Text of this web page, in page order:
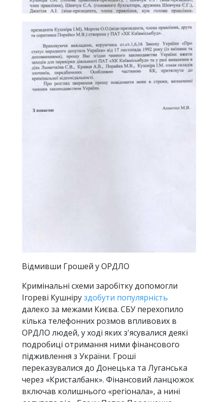
Відмивши Грошей у ОРДЛО
Кримінальні схеми заробітку допомогли
Ігореві Кушніруздобути популярність
далеко за межами Києва. СБУ перехопило
кілька телефонних розмов впливових в
ОРДЛО людей, у ході яких з'ясувалися деякі
подробиці отримання ними фінансового
підживлення з України. Гроші
переказувалися до Донецька та Луганська
через «Кристалбанк». Фінансовий ланцюжок
включав колишнього «регіонала», а нині